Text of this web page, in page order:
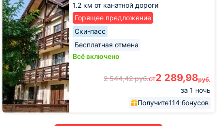
1.2 км от канатной дороги
Горящее предложение
Ски-пасс
Бесплатная отмена
Всё включено
2 544,42руб.от2 289,98руб.
за 1 ночь
Получите114 бонусов